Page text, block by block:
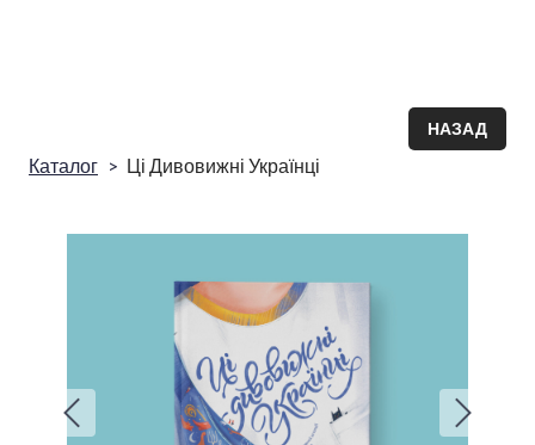
НАЗАД
Каталог Ці Дивовижні Українці